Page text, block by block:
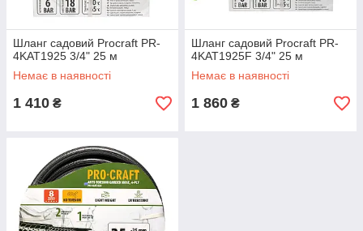
Шланг садовий Procraft PR-
4KAT1925 3/4" 25 м
Немає в наявності
1 410 ₴
Шланг садовий Procraft PR-
4KAT1925F 3/4" 25 м
Немає в наявності
1 860 ₴